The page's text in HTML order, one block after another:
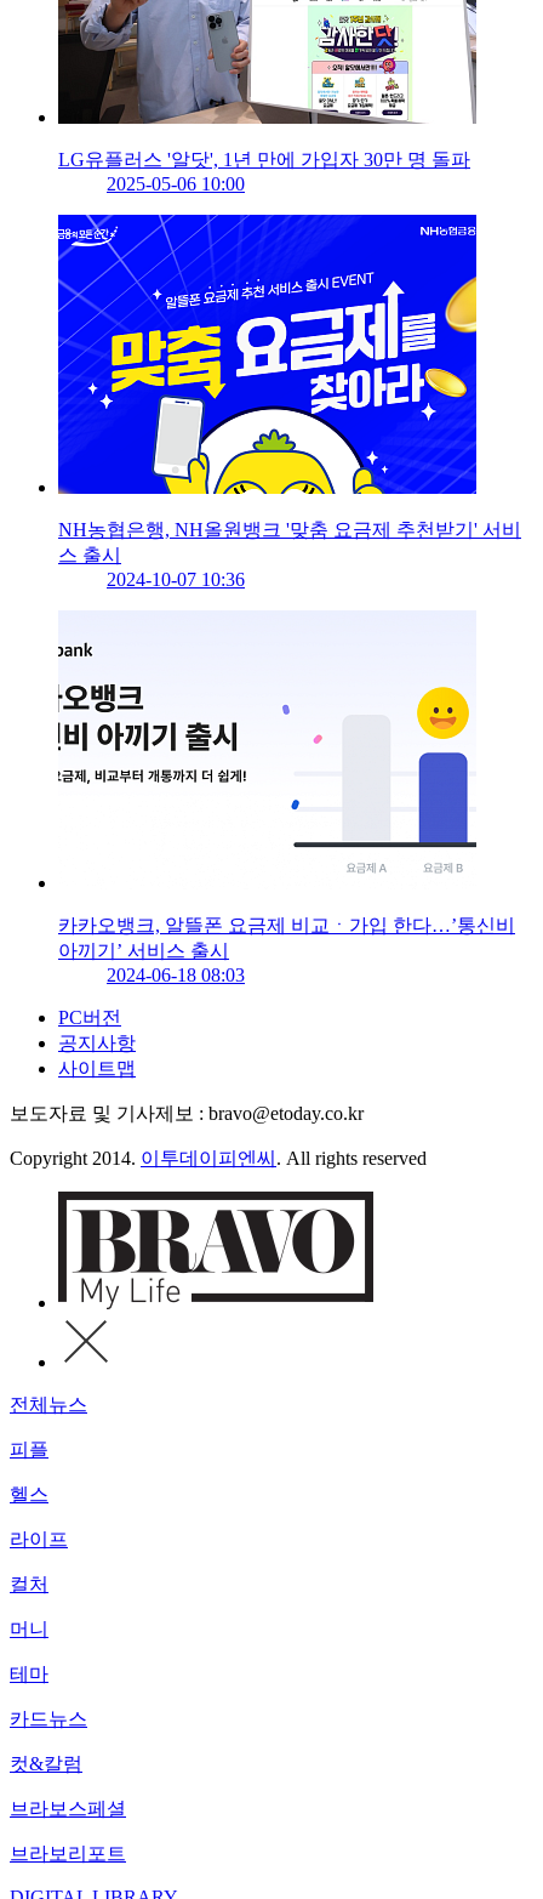
LG유플러스 '알닷', 1년 만에 가입자 30만 명 돌파
2025-05-06 10:00
NH농협은행, NH올원뱅크 '맞춤 요금제 추천받기' 서비
스 출시
2024-10-07 10:36
카카오뱅크, 알뜰폰 요금제 비교ㆍ가입 한다…’통신비
아끼기’ 서비스 출시
2024-06-18 08:03
PC버전
공지사항
사이트맵
보도자료 및 기사제보 : bravo@etoday.co.kr
Copyright 2014. 이투데이피엔씨 . All rights reserved
전체뉴스
피플
헬스
라이프
컬처
머니
테마
카드뉴스
컷&칼럼
브라보스페셜
브라보리포트